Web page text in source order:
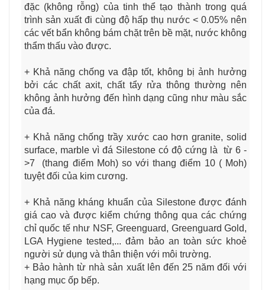
đặc (không rỗng) của tinh thể tạo thành trong quá
trình sản xuất đi cùng độ hấp thụ nước < 0.05% nên
các vết bẩn không bám chặt trên bề mặt, nước không
thẩm thấu vào được.
+ Khả năng chống va đập tốt, không bị ảnh hưởng
bởi các chất axit, chất tẩy rửa thông thường nên
không ảnh hưởng đến hình dạng cũng như màu sắc
của đá.
+ Khả năng chống trầy xước cao hơn granite, solid
surface, marble vì đá Silestone có độ cứng là từ 6 -
>7 (thang điểm Moh) so với thang điểm 10 ( Moh)
tuyệt đối của kim cương.
+ Khả năng kháng khuẩn của Silestone được đánh
giá cao và được kiểm chứng thông qua các chứng
chỉ quốc tế như NSF, Greenguard, Greenguard Gold,
LGA Hygiene tested,... đảm bảo an toàn sức khoẻ
người sử dụng và thân thiện với môi trường.
+ Bảo hành từ nhà sản xuất lên đến 25 năm đối với
hạng mục ốp bếp.